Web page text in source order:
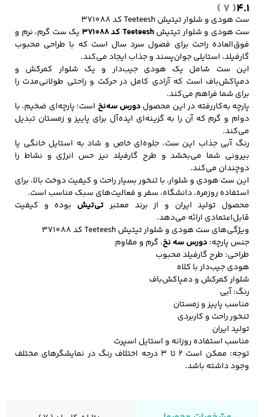
کفش مردانه شال و کلاه مردانه چتر مردانه
لباس زیر و راحتی
لباس زیر مردانه لباس راحتی مردانه
4.1
( 7 )
ست هودی و شلوار تیتیش Teeteesh کد 371088
ست هودی و شلوار تیتیش Teeteesh کد 371088
یک ست گرم، نرم و
فوق‌العاده راحت برای فصول سرد سال است که با طراحی محبوب
گارفیلد، استایلی جوان‌پسند و جذاب ایجاد می‌کند.
این ست شامل یک هودی جیب‌دار و یک شلوار کمرکش و
دمپاکش‌باف است که آزادی کامل در حرکت و راحتی طولانی‌مدت را
برای شما فراهم می‌کند.
پارچه به‌کاررفته در این محصول دورس سه‌نخ است؛ پارچه‌ای ضخیم، با
دوام و گرم که آن را به گزینه‌ای ایده‌آل برای پاییز و زمستان تبدیل
می‌کند.
رنگ آبی جذاب این ست، جلوه‌ای خاص و شاد به استایل خانگی یا
بیرونی شما می‌بخشد و طرح گارفیلد نیز حس انرژی و نشاط را
دوچندان می‌کند.
این ست هودی و شلوار، با تنخور بسیار راحت و کیفیت دوخت بالا، برای
استفاده روزمره، دانشگاه، سفر و فعالیت‌های سبک مناسب است.
محصول تولید ایران و از برند معتبر تی‌تیش بوده و کیفیت
قابل‌اعتمادی ارائه می‌دهد.
ویژگی‌های ست هودی و شلوار تیتیش Teeteesh کد 371088
جنس پارچه: دورس سه نخ، گرم و مقاوم
طراحی: طرح گارفیلد محبوب
هودی جیب‌دار با کلاه
شلوار کمرکش و دمپاکش‌باف
رنگ: آبی
مناسب پاییز و زمستان
تنخور راحت و کاربردی
تولید ایران
مناسب استفاده روزانه و استایل اسپرت
توجه: ممکن است ۲ تا ۳ درجه اختلاف رنگ در نمایشگرهای مختلف
وجود داشته باشد.